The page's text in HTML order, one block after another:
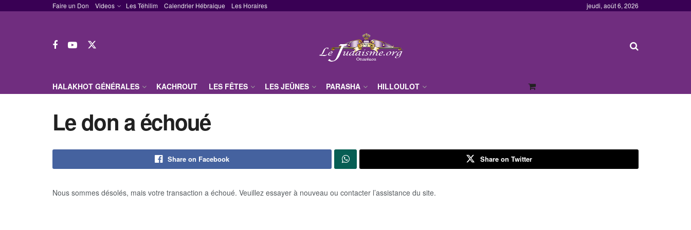
Faire un Don Videos Les Téhilim Calendrier Hébraique Les Horaires jeudi, août 6, 2026
HALAKHOT GÉNÉRALES KACHROUT LES FÊTES LES JEÛNES PARASHA HILLOULOT
Le don a échoué
Share on Facebook Share on Twitter
Nous sommes désolés, mais votre transaction a échoué. Veuillez essayer à nouveau ou contacter l’assistance du site.